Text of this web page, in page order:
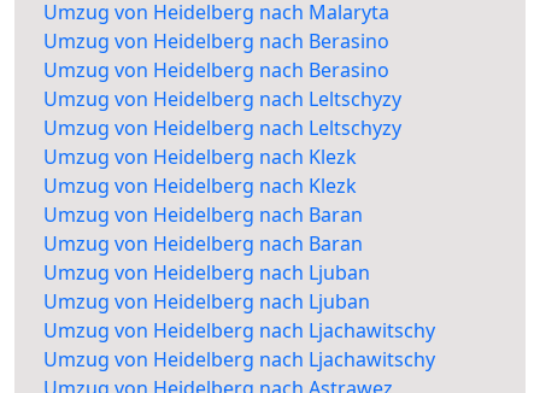
Umzug von Heidelberg nach Malaryta
Umzug von Heidelberg nach Berasino
Umzug von Heidelberg nach Berasino
Umzug von Heidelberg nach Leltschyzy
Umzug von Heidelberg nach Leltschyzy
Umzug von Heidelberg nach Klezk
Umzug von Heidelberg nach Klezk
Umzug von Heidelberg nach Baran
Umzug von Heidelberg nach Baran
Umzug von Heidelberg nach Ljuban
Umzug von Heidelberg nach Ljuban
Umzug von Heidelberg nach Ljachawitschy
Umzug von Heidelberg nach Ljachawitschy